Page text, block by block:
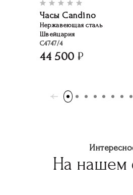
Часы Candino
Нержавеющая сталь
Швейцария
C4747/4
44 500
На нашем